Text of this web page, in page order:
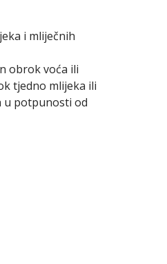
i mliječnih
obrok voća ili
tjedno mlijeka ili
u potpunosti od